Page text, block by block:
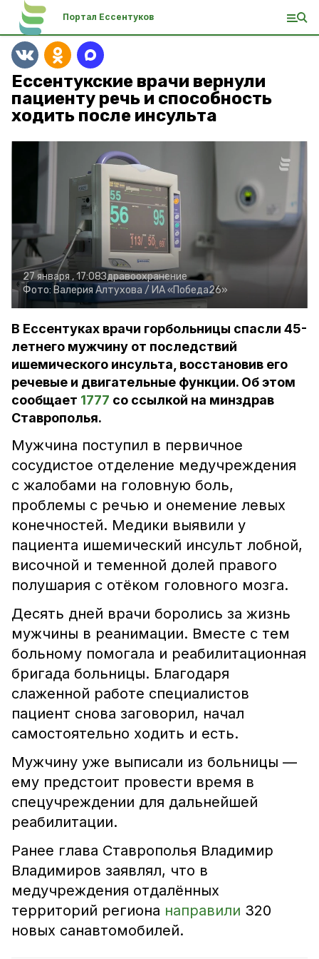
Портал Ессентуков
Ессентукские врачи вернули
пациенту речь и способность
ходить после инсульта
27 января , 17:08Здравоохранение
Фото: Валерия Алтухова / ИА «Победа26»
В Ессентуках врачи горбольницы спасли 45-
летнего мужчину от последствий
ишемического инсульта, восстановив его
речевые и двигательные функции. Об этом
сообщает 1777 со ссылкой на минздрав
Ставрополья.
Мужчина поступил в первичное
сосудистое отделение медучреждения
с жалобами на головную боль,
проблемы с речью и онемение левых
конечностей. Медики выявили у
пациента ишемический инсульт лобной,
височной и теменной долей правого
полушария с отёком головного мозга.
Десять дней врачи боролись за жизнь
мужчины в реанимации. Вместе с тем
больному помогала и реабилитационная
бригада больницы. Благодаря
слаженной работе специалистов
пациент снова заговорил, начал
самостоятельно ходить и есть.
Мужчину уже выписали из больницы —
ему предстоит провести время в
спецучреждении для дальнейшей
реабилитации.
Ранее глава Ставрополья Владимир
Владимиров заявлял, что в
медучреждения отдалённых
территорий региона направили 320
новых санавтомобилей.